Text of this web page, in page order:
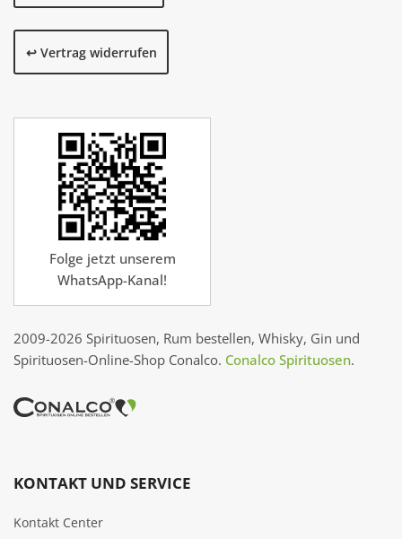
↩️ Vertrag widerrufen
Folge jetzt unserem
WhatsApp-Kanal!
2009-2026 Spirituosen, Rum bestellen, Whisky, Gin und
Spirituosen-Online-Shop Conalco. Conalco Spirituosen.
KONTAKT UND SERVICE
Kontakt Center